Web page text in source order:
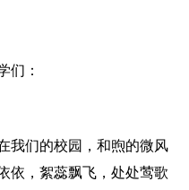
们：
我们的校园，和煦的微风
依，絮蕊飘飞，处处莺歌